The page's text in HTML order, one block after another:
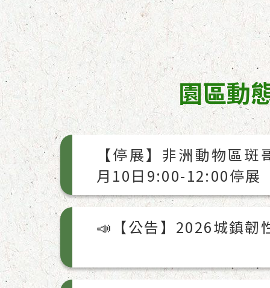
園區動
【停展】非洲動物區
月10日9:00-12:00停展
📣【公告】2026城鎮韌